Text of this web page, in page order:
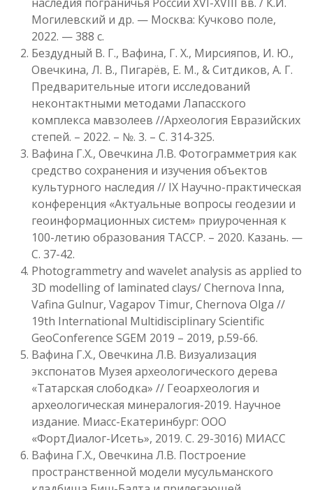
Могилевский и др. — Москва: Кучково поле,
2022. — 388 с.
Бездудный В. Г., Вафина, Г. Х., Мирсияпов, И. Ю.,
Овечкина, Л. В., Пигарёв, Е. М., & Ситдиков, А. Г.
Предварительные итоги исследований
неконтактными методами Лапасского
комплекса мавзолеев //Археология Евразийских
степей. – 2022. – №. 3. – С. 314-325.
Вафина Г.Х., Овечкина Л.В. Фотограмметрия как
средство сохранения и изучения объектов
культурного наследия // IX Научно-практическая
конференция «Актуальные вопросы геодезии и
геоинформационных систем» приуроченная к
100-летию образования ТАССР. – 2020. Казань. —
С. 37-42.
Photogrammetry and wavelet analysis as applied to
3D modelling of laminated clays/ Chernova Inna,
Vafina Gulnur, Vagapov Timur, Chernova Olga //
19th International Multidisciplinary Scientific
GeoConference SGEM 2019 – 2019, p.59-66.
Вафина Г.Х., Овечкина Л.В. Визуализация
экспонатов Музея археологического дерева
«Татарская слободка» // Геоархеология и
археологическая минералогия-2019. Научное
издание. Миасс-Екатеринбург: ООО
«ФортДиалог-Исеть», 2019. С. 29-3016) МИАСС
Вафина Г.Х., Овечкина Л.В. Построение
пространственной модели мусульманского